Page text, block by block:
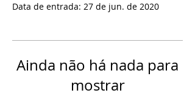
Data de entrada: 27 de jun. de 2020
Ainda não há nada para
mostrar